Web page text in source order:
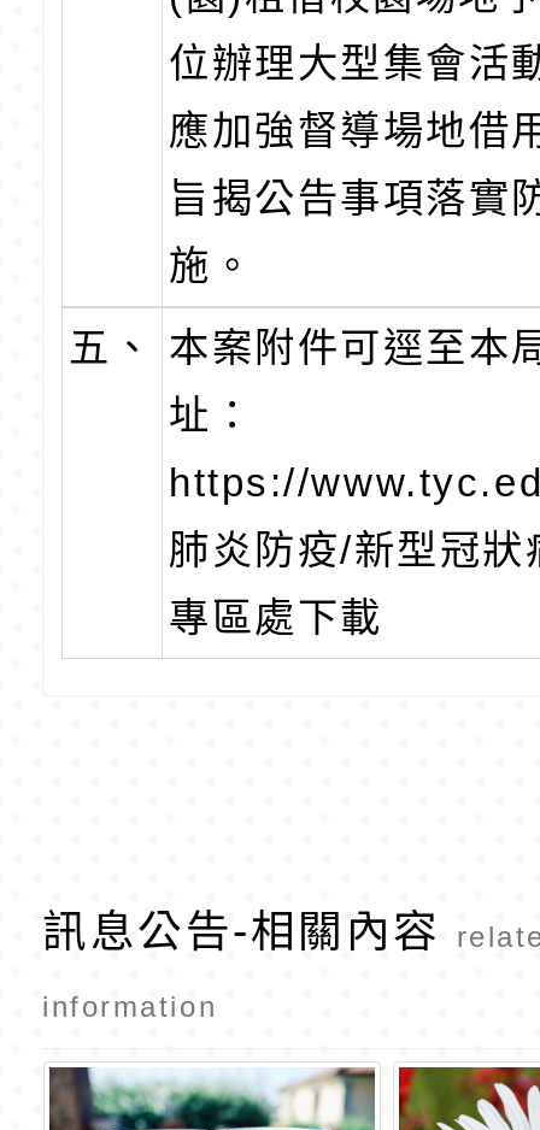
位辦理大型集會活
應加強督導場地借
旨揭公告事項落實
施。
五、
本案附件可逕至本
址：
https://
肺炎防疫/新型冠狀
專區處下載
訊息公告-相關內容
information